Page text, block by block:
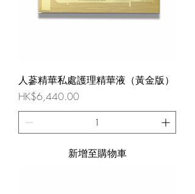
人蔘精華私處護理精華液（黃金版）
價格
HK$6,440.00
新增至購物車